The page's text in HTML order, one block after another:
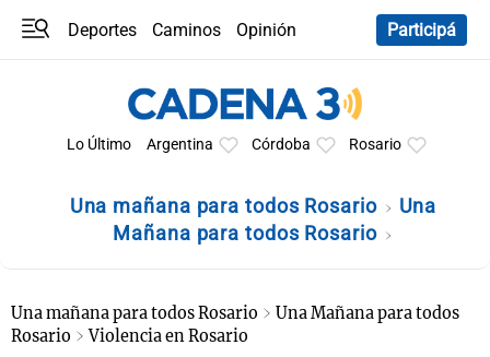
Deportes Caminos
Opinión
Participá
Lo Último Argentina Córdoba Rosario
Una mañana para todos Rosario
Una
Mañana para todos Rosario
Una mañana para todos Rosario
Una Mañana para todos
Rosario
Violencia en Rosario